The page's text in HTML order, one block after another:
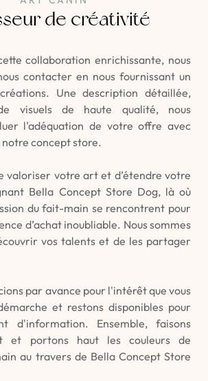
de créativité
collaboration enrichissante, nous
contacter en nous fournissant un
Une description détaillée,
visuels de haute qualité, nous
l'adéquation de votre offre avec
concept store.
valoriser votre art et d’étendre votre
Bella Concept Store Dog, là où
du fait-main se rencontrent pour
d’achat inoubliable. Nous sommes
vos talents et de les partager
par avance pour l'intérêt que vous
et restons disponibles pour
d'information. Ensemble, faisons
et portons haut les couleurs de
au travers de Bella Concept Store